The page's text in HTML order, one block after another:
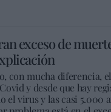
exceso de
con mucha diferencia,
y desde que hay
el virus y las casi